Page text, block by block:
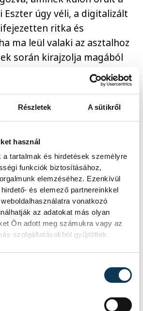
Részletek A sütikről
használ
a tartalmak és hirdetések személyre
funkciók biztosításához,
elemzéséhez. Ezenkívül
és elemező partnereinkkel
vonatkozó
az adatokat más olyan
Ön adott meg számukra vagy az
szolgáltatásokból gyűjtöttek.
Eszter úgy véli, a digitalizált
ritka és
ma leül valaki az asztalhoz
során kirajzolja magából
érseki különdíjakkal is
gyermekeket, Tornavölgyi
egy Fekete István idézettel
lehet jól megismerni az